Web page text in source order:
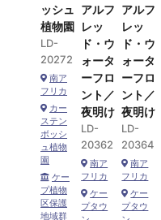
ッシュ
植物園
LD-
20272
南ア
フリカ
カー
ステン
ボッシ
ュ植物
園
ケー
プ植物
区保護
地域群
アルフ
レッ
ド・ウ
ォータ
ーフロ
ント／
夜明け
LD-
20362
南ア
フリカ
ケー
プタウ
アルフ
レッ
ド・ウ
ォータ
ーフロ
ント／
夜明け
LD-
20364
南ア
フリカ
ケー
プタウ